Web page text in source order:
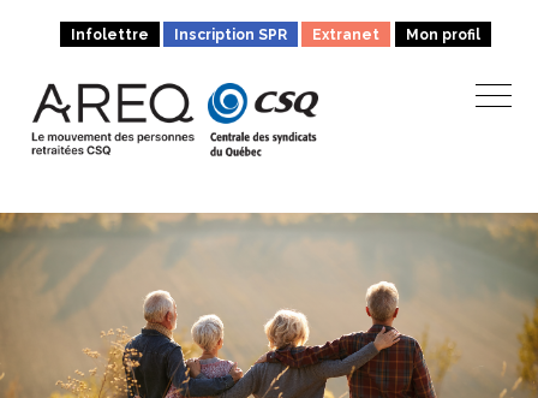
Infolettre Inscription SPR Extranet Mon profil